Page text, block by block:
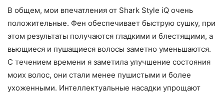
В общем, мои впечатления от Shark Style iQ очень
положительные. Фен обеспечивает быструю сушку, при
этом результаты получаются гладкими и блестящими, а
вьющиеся и пушащиеся волосы заметно уменьшаются.
С течением времени я заметила улучшение состояния
моих волос, они стали менее пушистыми и более
ухоженными. Интеллектуальные насадки упрощают